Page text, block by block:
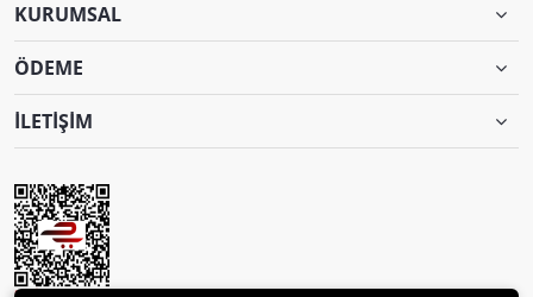
KURUMSAL
ÖDEME
İLETİŞİM